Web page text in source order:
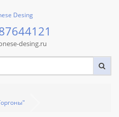
desing.ru